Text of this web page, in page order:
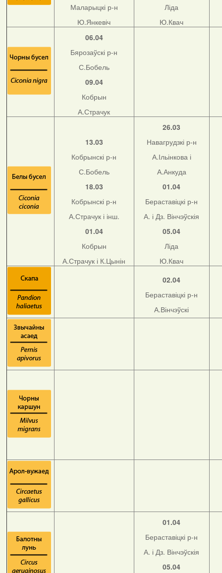
Маларыцкі р-н
Ю.Янкевіч
Ліда
Ю.Квач
06.04
Бярозаўскі р-н
С.Бобель
09.04
Кобрын
А.Страчук
13.03
Кобрынскі р-н
С.Бобель
18.03
Кобрынскі р-н
А.Страчук і інш.
01.04
Кобрын
А.Страчук і К.Цынін
26.03
Навагрудзкі р-н
А.Ільінкова і
А.Анкуда
01.04
Бераставіцкі р-н
А. і Дз. Вінчэўскія
05.04
Ліда
Ю.Квач
02.04
Бераставіцкі р-н
А.Вінчэўскі
01.04
Бераставіцкі р-н
А. і Дз. Вінчэўскія
05.04